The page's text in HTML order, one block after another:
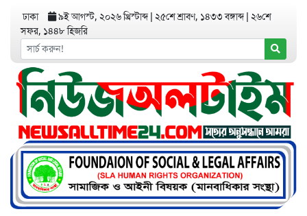
ঢাকা ৯ই আগস্ট, ২০২৬ খ্রিস্টাব্দ ২৫শে শ্রাবণ, ১৪৩৩ বঙ্গাব্দ ২৬শে
সফর, ১৪৪৮ হিজরি